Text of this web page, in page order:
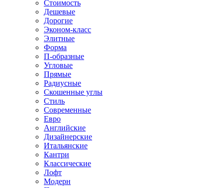
Стоимость
Дешевые
Дорогие
Эконом-класс
Элитные
Форма
П-образные
Угловые
Прямые
Радиусные
Скошенные углы
Стиль
Современные
Евро
Английские
Дизайнерские
Итальянские
Кантри
Классические
Лофт
Модерн